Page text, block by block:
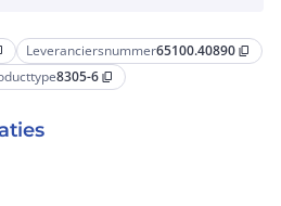
Leveranciersnummer65100.40890 content_copy
8305-6 content_copy